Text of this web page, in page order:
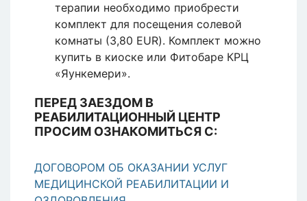
терапии необходимо приобрести
комплект для посещения солевой
комнаты (3,80 EUR). Комплект можно
купить в киоске или Фитобаре КРЦ
«Яункемери».
ПЕРЕД ЗАЕЗДОМ В
РЕАБИЛИТАЦИОННЫЙ ЦЕНТР
ПРОСИМ ОЗНАКОМИТЬСЯ С:
ДОГОВОРОМ ОБ ОКАЗАНИИ УСЛУГ
МЕДИЦИНСКОЙ РЕАБИЛИТАЦИИ И